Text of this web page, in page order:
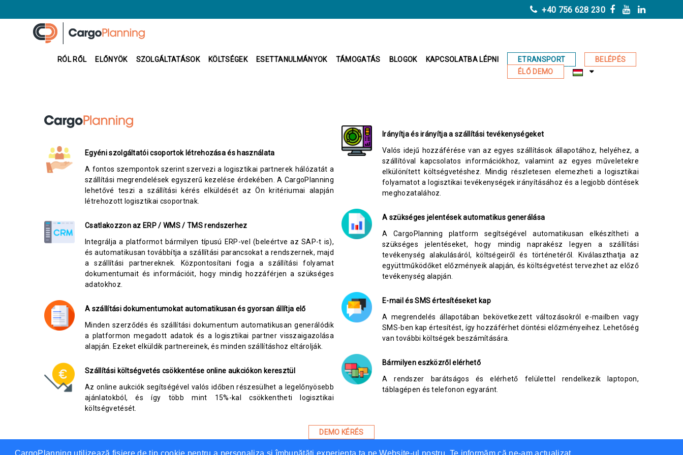
CargoPlanning utilizează fişiere de tip cookie pentru a personaliza și îmbunătăți experiența ta pe Website-ul nostru. Te informăm că ne-am actualizat
+40 756 628 230
RÓL RŐL ELŐNYÖK SZOLGÁLTATÁSOK KÖLTSÉGEK ESETTANULMÁNYOK TÁMOGATÁS BLOGOK KAPCSOLATBA LÉPNI ETRANSPORT
BELÉPÉS
ÉLŐ DEMO
Egyéni szolgáltatói csoportok létrehozása és használata
A fontos szempontok szerint szervezi a logisztikai partnerek hálózatát a
szállítási megrendelések egyszerű kezelése érdekében. A CargoPlanning
lehetővé teszi a szállítási kérés elküldését az Ön kritériumai alapján
létrehozott logisztikai csoportnak.
Csatlakozzon az ERP / WMS / TMS rendszerhez
Integrálja a platformot bármilyen típusú ERP-vel (beleértve az SAP-t is),
és automatikusan továbbítja a szállítási parancsokat a rendszernek, majd
a szállítási partnereknek. Központosítani fogja a szállítási folyamat
dokumentumait és információit, hogy mindig hozzáférjen a szükséges
adatokhoz.
A szállítási dokumentumokat automatikusan és gyorsan állítja elő
Minden szerződés és szállítási dokumentum automatikusan generálódik
a platformon megadott adatok és a logisztikai partner visszaigazolása
alapján. Ezeket elküldik partnereinek, és minden szállításhoz eltárolják.
Szállítási költségvetés csökkentése online aukciókon keresztül
Az online aukciók segítségével valós időben részesülhet a legelőnyösebb
ajánlatokból, és így több mint 15%-kal csökkentheti logisztikai
költségvetését.
Irányítja és irányítja a szállítási tevékenységeket
Valós idejű hozzáférése van az egyes szállítások állapotához, helyéhez, a
szállítóval kapcsolatos információkhoz, valamint az egyes műveletekre
elkülönített költségvetéshez. Mindig részletesen elemezheti a logisztikai
folyamatot a logisztikai tevékenységek irányításához és a legjobb döntések
meghozatalához.
A szükséges jelentések automatikus generálása
A CargoPlanning platform segítségével automatikusan elkészítheti a
szükséges jelentéseket, hogy mindig naprakész legyen a szállítási
tevékenység alakulásáról, költségeiről és történetéről. Kiválaszthatja az
együttműködőket előzményeik alapján, és költségvetést tervezhet az előző
tevékenység alapján.
E-mail és SMS értesítéseket kap
A megrendelés állapotában bekövetkezett változásokról e-mailben vagy
SMS-ben kap értesítést, így hozzáférhet döntési előzményeihez. Lehetőség
van további költségek beszámítására.
Bármilyen eszközről elérhető
A rendszer barátságos és elérhető felülettel rendelkezik laptopon,
táblagépen és telefonon egyaránt.
DEMO KÉRÉS